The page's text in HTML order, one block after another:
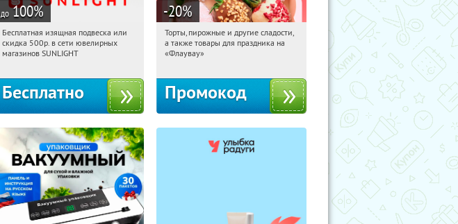
до 100%
13:39:33 Получили:
Россия
Бесплатная изящная подвеска или
скидка 500р. в сети ювелирных
магазинов SUNLIGHT
Бесплатно
-20%
13:39:33 Получили:
Россия
Торты, пирожные и другие сладости,
а также товары для праздника на
«Флаувау»
Промокод